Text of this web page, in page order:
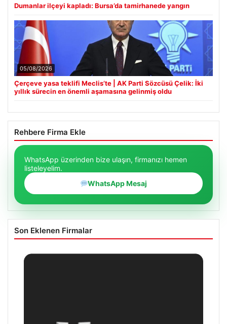
Dumanlar ilçeyi kapladı: Bursa’da tamirhanede yangın
05/08/2026
Çerçeve yasa teklifi Meclis’te | AK Parti Sözcüsü Çelik: İki
yıllık sürecin en önemli aşamasına gelinmiş oldu
Rehbere Firma Ekle
WhatsApp üzerinden bize ulaşın, firmanızı hemen
listeleyelim.
WhatsApp Mesaj
Son Eklenen Firmalar